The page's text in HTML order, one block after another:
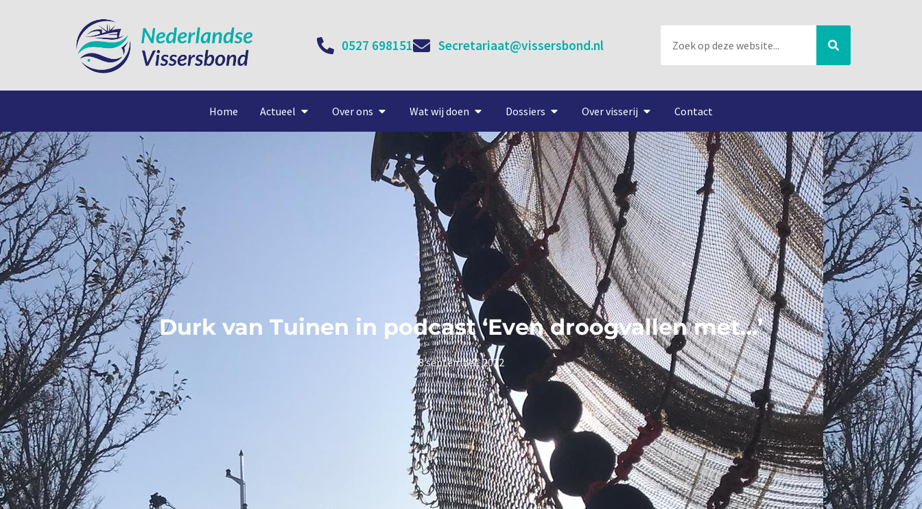
0527 698151 Secretariaat@vissersbond.nl
Home Actueel Over ons Wat wij doen Dossiers Over visserij Contact
Durk van Tuinen in podcast ‘Even droogvallen met…’
8 september, 2022